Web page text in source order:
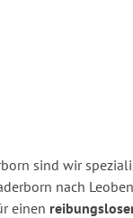
sind wir
nach
einen